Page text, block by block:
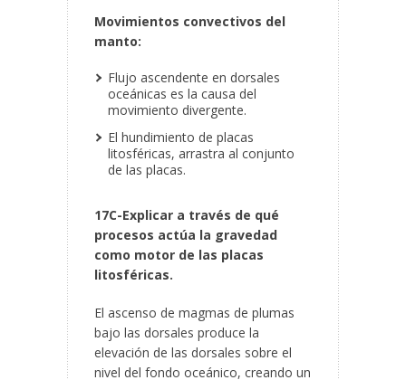
Movimientos convectivos del
manto:
Flujo ascendente en dorsales
oceánicas es la causa del
movimiento divergente.
El hundimiento de placas
litosféricas, arrastra al conjunto
de las placas.
17C-Explicar a través de qué
procesos actúa la gravedad
como motor de las placas
litosféricas.
El ascenso de magmas de plumas
bajo las dorsales produce la
elevación de las dorsales sobre el
nivel del fondo oceánico, creando un